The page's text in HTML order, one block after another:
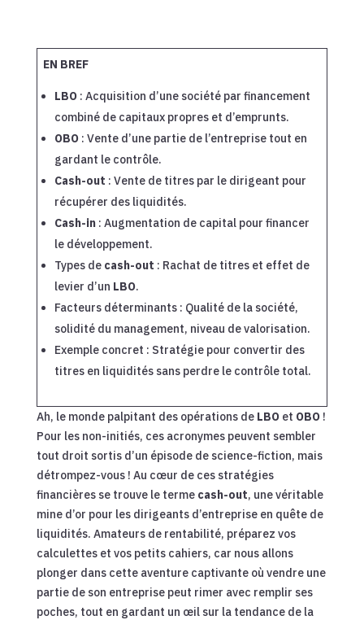
EN BREF
LBO : Acquisition d’une société par financement
combiné de capitaux propres et d’emprunts.
OBO : Vente d’une partie de l’entreprise tout en
gardant le contrôle.
Cash-out : Vente de titres par le dirigeant pour
récupérer des liquidités.
Cash-in: Augmentation de capital pour financer
le développement.
Types de cash-out : Rachat de titres et effet de
levier d’un LBO.
Facteurs déterminants : Qualité de la société,
solidité du management, niveau de valorisation.
Exemple concret : Stratégie pour convertir des
titres en liquidités sans perdre le contrôle total.
Ah, le monde palpitant des opérations de LBO et OBO !
Pour les non-initiés, ces acronymes peuvent sembler
tout droit sortis d’un épisode de science-fiction, mais
détrompez-vous ! Au cœur de ces stratégies
financières se trouve le terme cash-out, une véritable
mine d’or pour les dirigeants d’entreprise en quête de
liquidités. Amateurs de rentabilité, préparez vos
calculettes et vos petits cahiers, car nous allons
plonger dans cette aventure captivante où vendre une
partie de son entreprise peut rimer avec remplir ses
poches, tout en gardant un œil sur la tendance de la